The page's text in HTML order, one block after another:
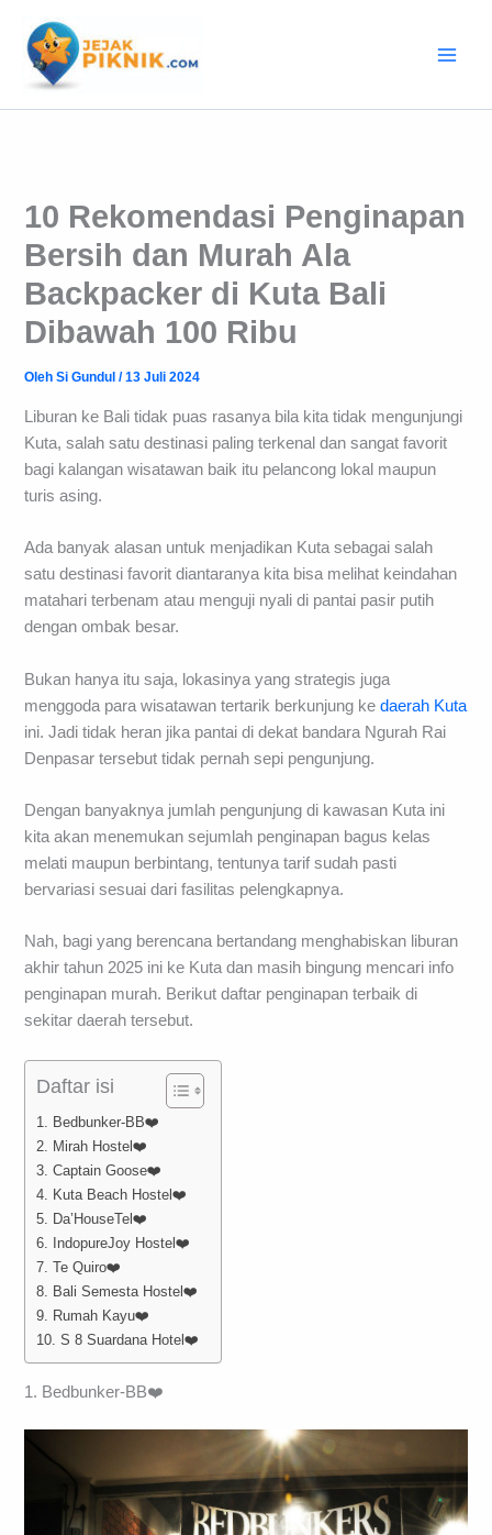
konten
10 Rekomendasi Penginapan
Bersih dan Murah Ala
Backpacker di Kuta Bali
Dibawah 100 Ribu
OlehSi Gundul/13 Juli 2024
Liburan ke Bali tidak puas rasanya bila kita tidak mengunjungi
Kuta, salah satu destinasi paling terkenal dan sangat favorit
bagi kalangan wisatawan baik itu pelancong lokal maupun
turis asing.
Ada banyak alasan untuk menjadikan Kuta sebagai salah
satu destinasi favorit diantaranya kita bisa melihat keindahan
matahari terbenam atau menguji nyali di pantai pasir putih
dengan ombak besar.
Bukan hanya itu saja, lokasinya yang strategis juga
menggoda para wisatawan tertarik berkunjung kedaerah Kuta
ini. Jadi tidak heran jika pantai di dekat bandara Ngurah Rai
Denpasar tersebut tidak pernah sepi pengunjung.
Dengan banyaknya jumlah pengunjung di kawasan Kuta ini
kita akan menemukan sejumlah penginapan bagus kelas
melati maupun berbintang, tentunya tarif sudah pasti
bervariasi sesuai dari fasilitas pelengkapnya.
Nah, bagi yang berencana bertandang menghabiskan liburan
akhir tahun 2025 ini ke Kuta dan masih bingung mencari info
penginapan murah. Berikut daftar penginapan terbaik di
sekitar daerah tersebut.
Daftar isi
1. Bedbunker-BB❤️
2. Mirah Hostel❤️
3. Captain Goose❤️
4. Kuta Beach Hostel❤️
5. Da’HouseTel❤️
6. IndopureJoy Hostel❤️
7. Te Quiro❤️
8. Bali Semesta Hostel❤️
9. Rumah Kayu❤️
10. S 8 Suardana Hotel❤️
1. Bedbunker-BB❤️